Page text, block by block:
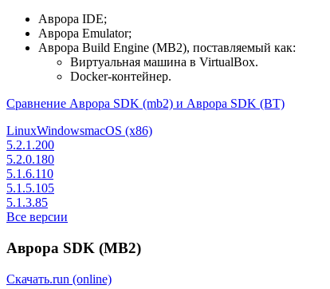
Аврора IDE;
Аврора Emulator;
Аврора Build Engine (MB2), поставляемый как:
Виртуальная машина в VirtualBox.
Docker-контейнер.
Сравнение Аврора SDK (mb2) и Аврора SDK (BT)
LinuxWindowsmacOS (x86)
5.2.1.200
5.2.0.180
5.1.6.110
5.1.5.105
5.1.3.85
Все версии
Аврора SDK (MB2)
Скачать.run (online)